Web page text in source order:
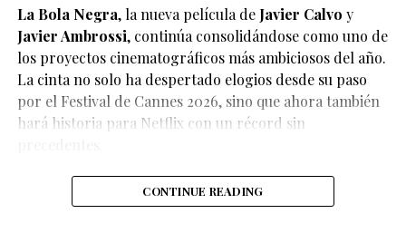
Según el medio estadounidense, Marvel Studios realizó
para interpretar al líder de los mutantes en el esperado
reinicio de la franquicia.
La Bola Negra, la nueva película de Javier Calvo y
Javier Ambrossi, continúa consolidándose como uno de
los proyectos cinematográficos más ambiciosos del año.
La cinta no solo ha despertado elogios desde su paso
por el Festival de Cannes 2026, sino que ahora también
hará historia para Netflix con un récord sin
CONTINUE READING